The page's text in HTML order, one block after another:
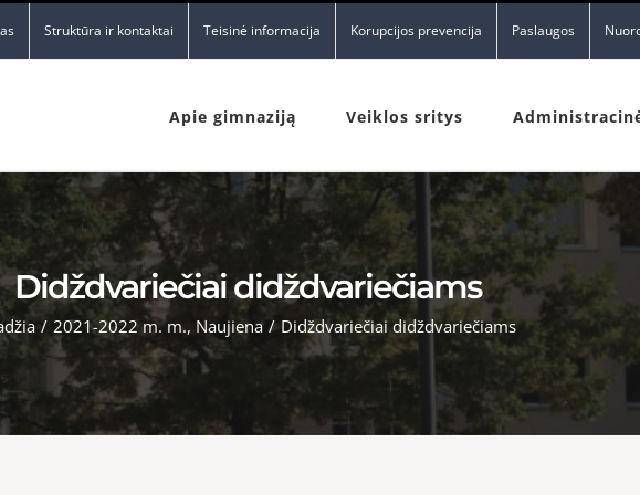
Struktūra ir kontaktai Teisinė informacija Korupcijos prevencija Paslaugos
Apie gimnaziją Veiklos sritys
Didždvariečiai didždvariečiams
/ 2021-2022 m. m., Naujiena / Didždvariečiai didždvariečiams